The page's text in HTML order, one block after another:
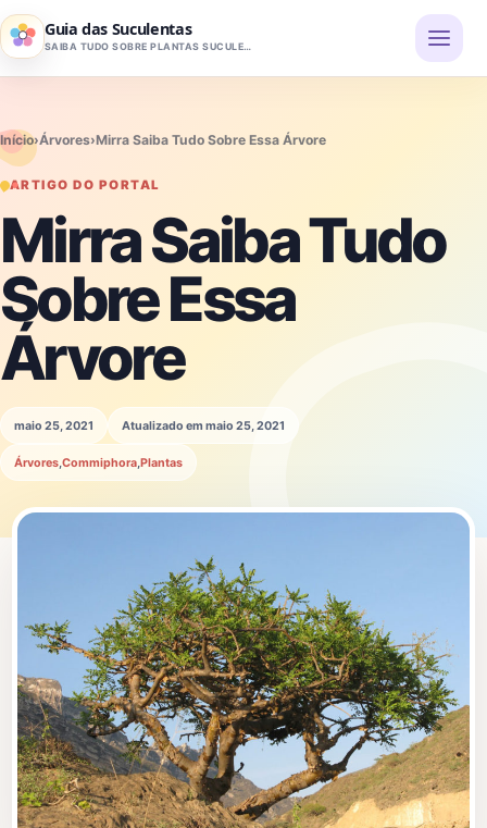
Pular para o conteúdo
Guia das Suculentas
SAIBA TUDO SOBRE PLANTAS SUCULENTAS
Início›Árvores›Mirra Saiba Tudo Sobre Essa Árvore
ARTIGO DO PORTAL
Mirra Saiba Tudo
Sobre Essa
Árvore
maio 25, 2021 Atualizado em maio 25, 2021
Árvores Commiphora Plantas